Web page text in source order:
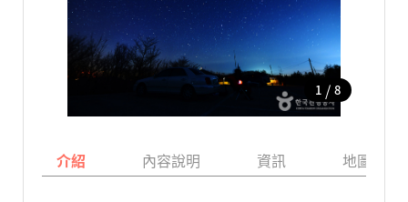
1 / 8
介紹 內容說明 資訊 地圖